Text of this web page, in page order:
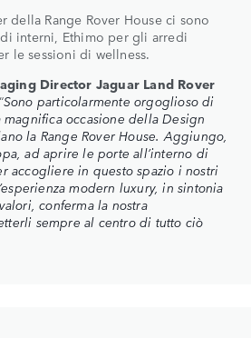
della Range Rover House ci sono
interni, Ethimo per gli arredi
le sessioni di wellness.
Director Jaguar Land Rover
“Sono particolarmente orgoglioso di
occasione della Design
la Range Rover House. Aggiungo,
ad aprire le porte all’interno di
accogliere in questo spazio i nostri
modern luxury, in sintonia
conferma la nostra
sempre al centro di tutto ciò